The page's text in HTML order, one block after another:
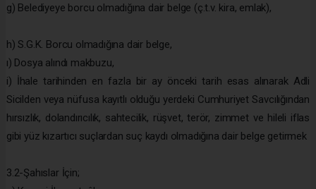
g) Belediyeye borcu olmadığına dair belge (ç.t.v. kira, emlak),
h) S.G.K. Borcu olmadığına dair belge,
ı) Dosya alındı makbuzu,
i) İhale tarihinden en fazla bir ay önceki tarih esas alınarak Adli
Sicilden veya nüfusa kayıtlı olduğu yerdeki Cumhuriyet Savcılığından
hırsızlık, dolandırıcılık, sahtecilik, rüşvet, terör, zimmet ve hileli iflas
gibi yüz kızartıcı suçlardan suç kaydı olmadığına dair belge getirmek
3.2-Şahıslar İçin;